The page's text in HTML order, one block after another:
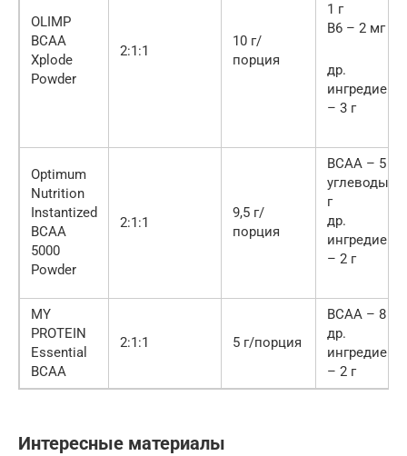
OLIMP
BCAA
Xplode
Powder
2:1:1
10 г/
порция
1 г
B6 – 2 мг
др.
– 3 г
Optimum
Nutrition
Instantized
BCAA
5000
Powder
2:1:1
9,5 г/
порция
BCAA – 5 г
углеводы –
г
др.
– 2 г
MY
PROTEIN
Essential
BCAA
2:1:1 5 г/порция
BCAA – 8 г
др.
– 2 г
Интересные материалы